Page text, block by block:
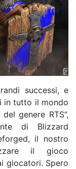
successi, e
in tutto il mondo
genere RTS”,
di Blizzard
il nostro
il gioco
giocatori. Spero